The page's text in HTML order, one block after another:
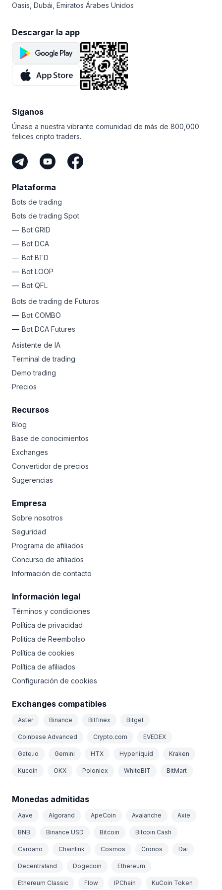
Oasis, Dubái, Emiratos Árabes Unidos
Descargar la app
Síganos
Únase a nuestra vibrante comunidad de más de 800,000
felices cripto traders.
Plataforma
Bots de trading
Bots de trading Spot
Bot GRID
Bot DCA
Bot BTD
Bot LOOP
Bot QFL
Bots de trading de Futuros
Bot COMBO
Bot DCA Futures
Asistente de IA
Terminal de trading
Demo trading
Precios
Recursos
Blog
Base de conocimientos
Exchanges
Convertidor de precios
Sugerencias
Empresa
Sobre nosotros
Seguridad
Programa de afiliados
Concurso de afiliados
Información de contacto
Información legal
Términos y condiciones
Política de privacidad
Politica de Reembolso
Política de cookies
Política de afiliados
Configuración de cookies
Exchanges compatibles
Aster Binance Bitfinex Bitget
Coinbase Advanced Crypto.com EVEDEX
Gate.io Gemini HTX Hyperliquid Kraken
Kucoin OKX Poloniex WhiteBIT BitMart
Monedas admitidas
Aave Algorand ApeCoin Avalanche Axie
BNB Binance USD Bitcoin Bitcoin Cash
Cardano Chainlink Cosmos Cronos Dai
Decentraland Dogecoin Ethereum
Ethereum Classic Flow IPChain KuCoin Token